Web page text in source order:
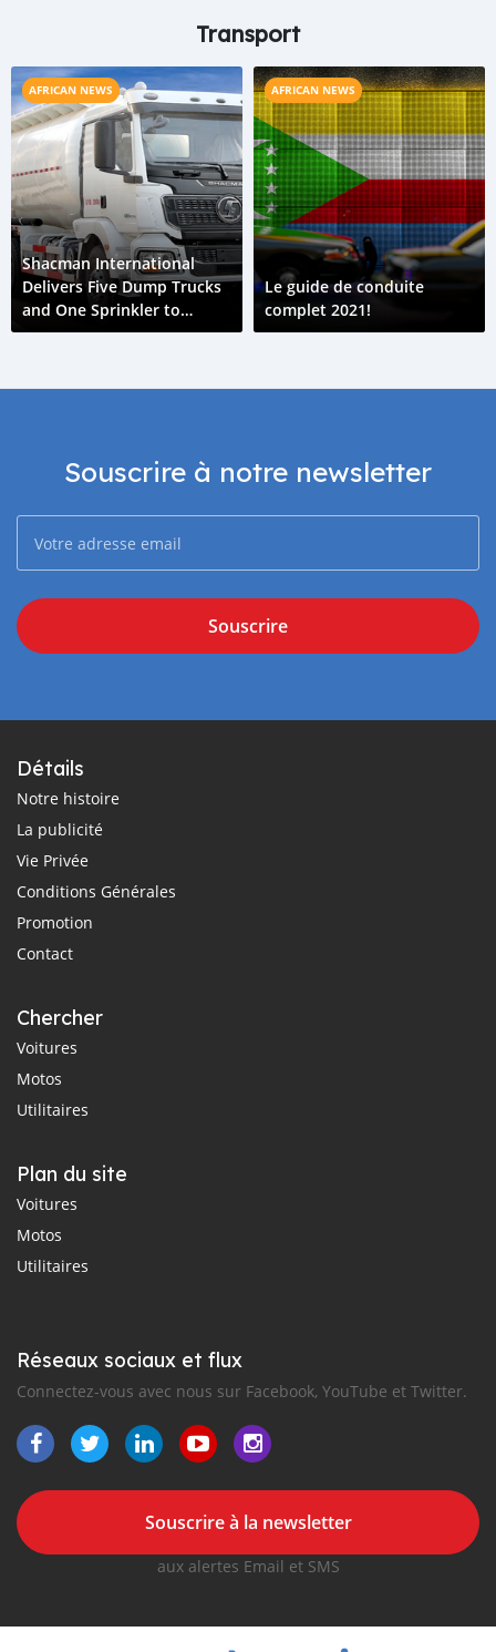
Transport
AFRICAN NEWS
Shacman International
Delivers Five Dump Trucks
and One Sprinkler to
Comoros
AFRICAN NEWS
Le guide de conduite
complet 2021!
Souscrire à notre newsletter
Souscrire
Détails
Notre histoire
La publicité
Vie Privée
Conditions Générales
Promotion
Contact
Chercher
Voitures
Motos
Utilitaires
Plan du site
Voitures
Motos
Utilitaires
Réseaux sociaux et flux
Connectez-vous avec nous sur Facebook, YouTube et Twitter.
Souscrire à la newsletter
aux alertes Email et SMS